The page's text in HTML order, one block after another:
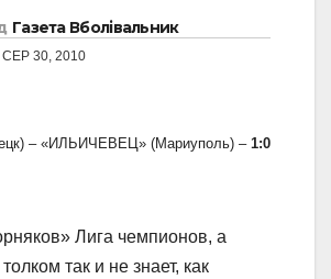
Газета Вболівальник
СЕР 30, 2010
– «ИЛЬИЧЕВЕЦ» (Мариуполь) – 1:0
Лига чемпионов, а
так и не знает, как